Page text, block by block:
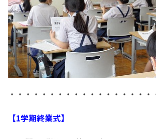
・・・・・・・・・・・・・・・・・・
【1学期終業式】